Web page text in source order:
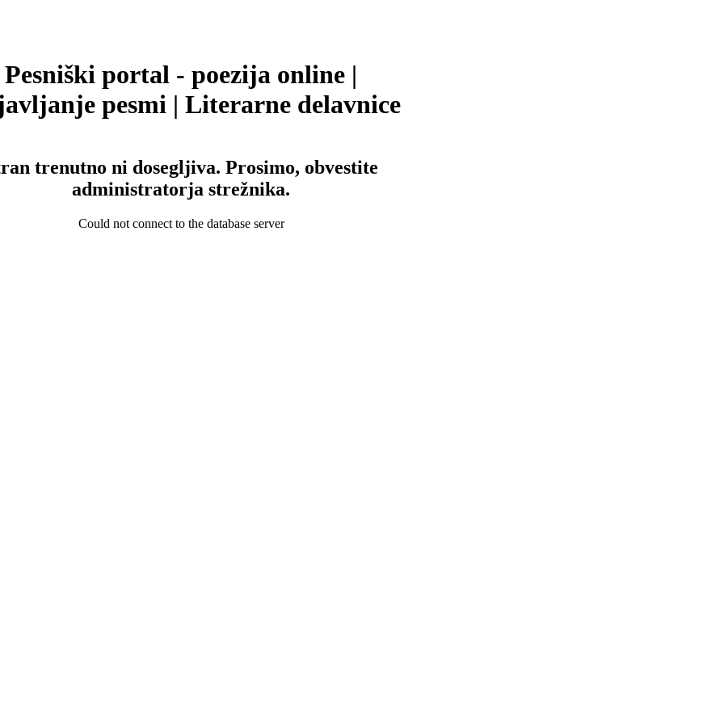
Pesniški portal - poezija online |
pesmi | Literarne delavnice
trenutno ni dosegljiva. Prosimo, obvestite
administratorja strežnika.
Could not connect to the database server